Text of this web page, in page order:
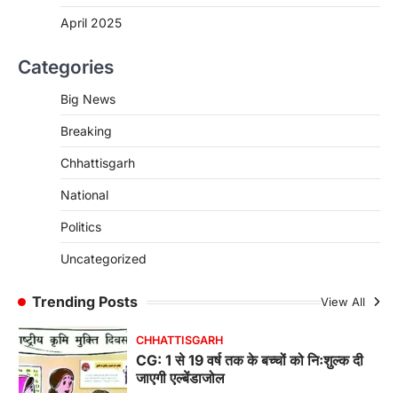
April 2025
Categories
Big News
Breaking
Chhattisgarh
National
Politics
Uncategorized
Trending Posts View All
जशपुर जिले की 5 माह की मासूम…
CG: छिपली की दीदियों का कमाल, बकरी
बनाने की दिशा में जिले के नगरी…
CHHATTISGARH
CG: 1 से 19 वर्ष तक के बच्चों को निःशुल्क दी
जाएगी एल्बेंडाजोल